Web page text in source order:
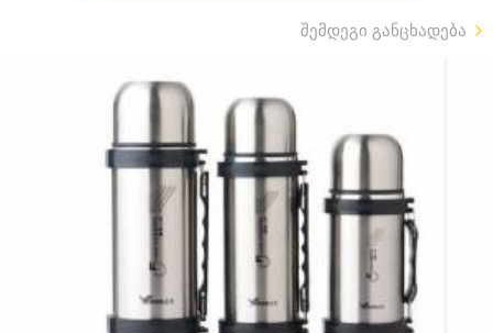
შემდეგი განცხადება